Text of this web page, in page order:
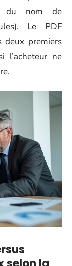
du nom de
Le PDF
deux premiers
l’acheteur ne